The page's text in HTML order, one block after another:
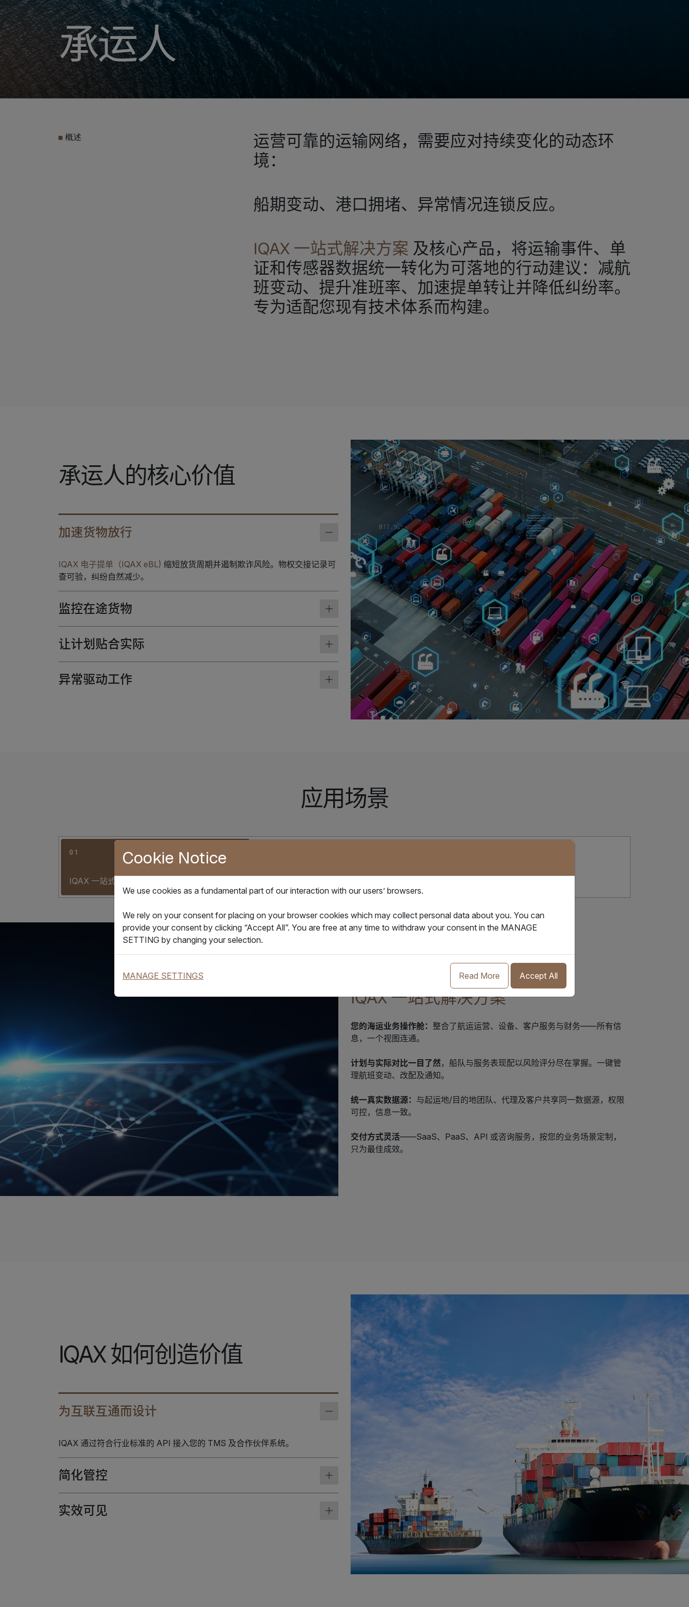
承运人
概述
运营可靠的运输网络，需要应对持续变化的动态环
境：
船期变动、港口拥堵、异常情况连锁反应。
IQAX 一站式解决方案 及核心产品，将运输事件、单
证和传感器数据统一转化为可落地的行动建议：减航
班变动、提升准班率、加速提单转让并降低纠纷率。
专为适配您现有技术体系而构建。
承运人的核心价值
加速货物放行
IQAX 电子提单（IQAX eBL) 缩短放货周期并遏制欺诈风险。物权交接记录可
查可验，纠纷自然减少。
监控在途货物
让计划贴合实际
异常驱动工作
应用场景
01
IQAX 一站式解决方案
IQAX 一站式解决方案
您的海运业务操作舱： 整合了航运运营、设备、客户服务与财务——所有信
息，一个视图连通。
计划与实际对比一目了然 ，船队与服务表现配以风险评分尽在掌握。一键管
理航班变动、改配及通知。
统一真实数据源： 与起运地/目的地团队、代理及客户共享同一数据源，权限
可控，信息一致。
交付方式灵活——SaaS、PaaS、API 或咨询服务，按您的业务场景定制，
只为最佳成效。
IQAX 如何创造价值
为互联互通而设计
IQAX 通过符合行业标准的 API 接入您的 TMS 及合作伙伴系统。
简化管控
实效可见
Cookie Notice
We use cookies as a fundamental part of our interaction with our users’ browsers.
We rely on your consent for placing on your browser cookies which may collect personal data about you. You can
provide your consent by clicking “Accept All”. You are free at any time to withdraw your consent in the MANAGE
SETTING by changing your selection.
MANAGE SETTINGS Read More Accept All